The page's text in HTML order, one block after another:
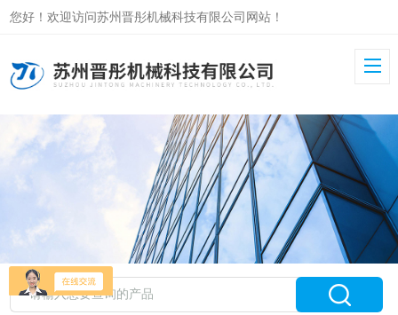
您好！欢迎访问苏州晋彤机械科技有限公司网站！